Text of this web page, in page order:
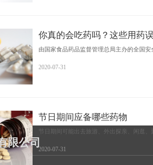
你真的会吃药吗？这些用药
由国家食品药品监督管理总局主办的全国
2020-07-31
节日期间应备哪些药物
节日期间可能出去旅游、外出探亲、闲逛
2020-07-31
限公司